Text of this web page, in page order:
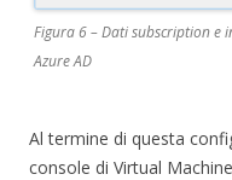
Figura 6 – Dati subscription e
Azure AD
Al termine di questa
console di Virtual